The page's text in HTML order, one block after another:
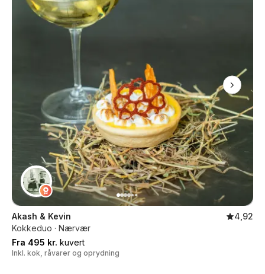
Akash & Kevin
4,92
Kokkeduo · Nærvær
Fra 495 kr. kuvert
Inkl. kok, råvarer og oprydning